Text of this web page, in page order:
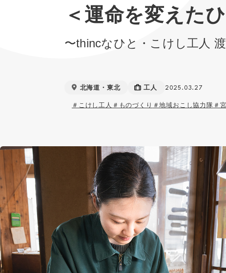
＜運命を変えた
〜thincなひと・こけし工人
北海道・東北 工人 2025.03.27
＃こけし工人 ＃ものづくり ＃地域おこし協力隊 ＃